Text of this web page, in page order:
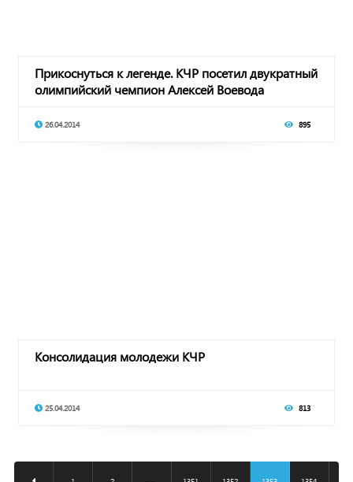
Прикоснуться к легенде. КЧР посетил двукратный
олимпийский чемпион Алексей Воевода
26.04.2014 895
Консолидация молодежи КЧР
25.04.2014 813